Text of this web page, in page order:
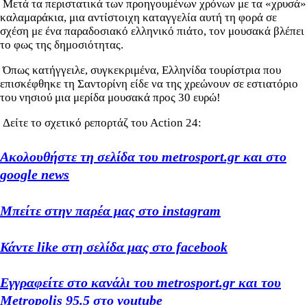
Μετά τα περιστατικά των προηγουμένων χρόνων με τα «χρυσά»
καλαμαράκια, μια αντίστοιχη καταγγελία αυτή τη φορά σε
σχέση με ένα παραδοσιακό ελληνικό πιάτο, τον μουσακά βλέπει
το φως της δημοσιότητας.
Όπως κατήγγειλε, συγκεκριμένα, Ελληνίδα τουρίστρια που
επισκέφθηκε τη Σαντορίνη είδε να της χρεώνουν σε εστιατόριο
του νησιού μια μερίδα μουσακά προς 30 ευρώ!
Δείτε το σχετικό ρεπορτάζ του Action 24:
Ακολουθήστε τη σελίδα του metrosport.gr και στο
google news
Μπείτε στην παρέα μας στο instagram
Κάντε like στη σελίδα μας στο facebook
Εγγραφείτε στο κανάλι του metrosport.gr και του
Metropolis 95.5 στο youtube